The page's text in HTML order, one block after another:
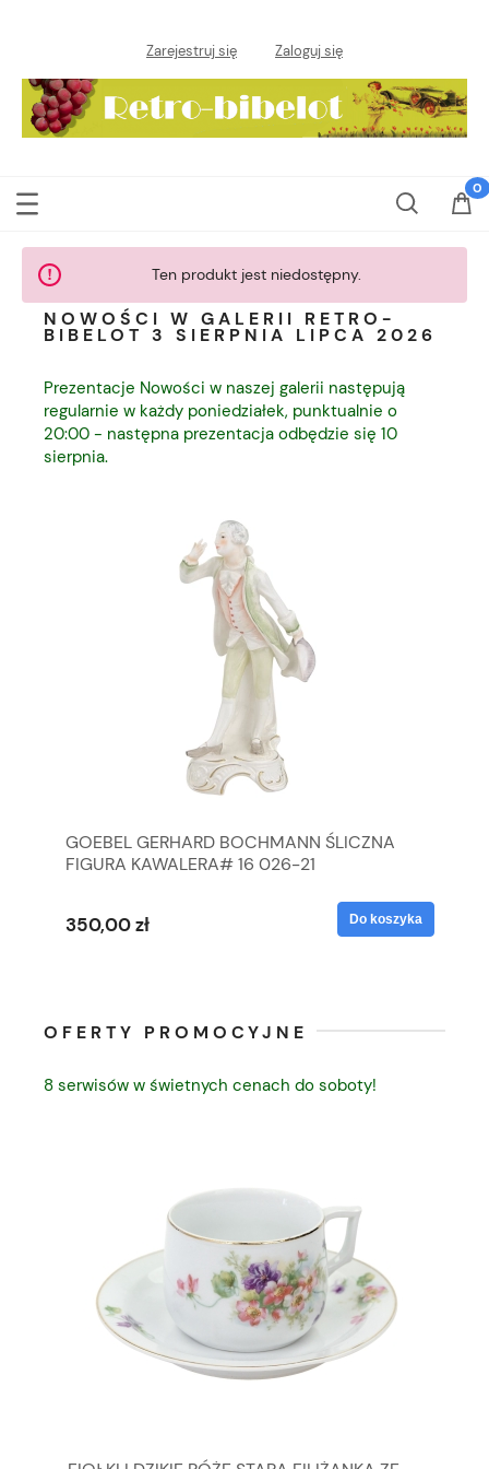
Zarejestruj się Zaloguj się
Ten produkt jest niedostępny.
NOWOŚCI W GALERII RETRO-
BIBELOT 3 SIERPNIA LIPCA 2026
Prezentacje Nowości w naszej galerii następują
regularnie w każdy poniedziałek, punktualnie o
20:00 - następna prezentacja odbędzie się 10
sierpnia.
GOEBEL GERHARD BOCHMANN ŚLICZNA
FIGURA KAWALERA# 16 026-21
350,00 zł Do koszyka
OFERTY PROMOCYJNE
8 serwisów w świetnych cenach do soboty!